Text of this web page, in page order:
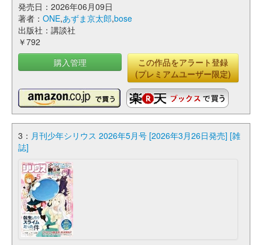
発売日：2026年06月09日
著者： ONE,あずま京太郎,bose
出版社：講談社
￥792
購入管理
この作品をアラート登録
(プレミアムユーザー限定)
3： 月刊少年シリウス 2026年5月号 [2026年3月26日発売] [雑
誌]